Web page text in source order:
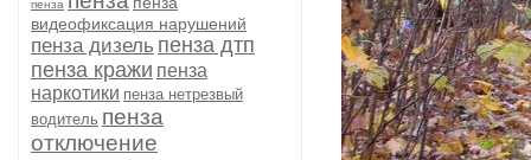
пенза
видеофиксация нарушений
пенза дизель пенза дтп
пенза кражи пенза
наркотики пенза нетрезвый
водитель пенза
отключение